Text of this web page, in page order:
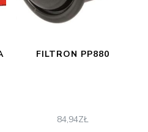
FILTRON PP880
84,94ZŁ